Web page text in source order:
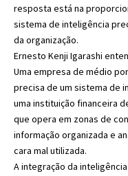
resposta está na
sistema de inteligência
da organização.
Ernesto Kenji Igarashi
Uma empresa de médio
precisa de um sistema de
uma instituição financeira
que opera em zonas de
informação organizada e
cara mal utilizada.
A integração da